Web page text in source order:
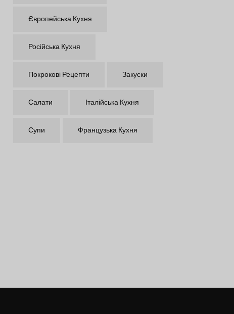
Європейська Кухня
Російська Кухня
Покрокові Рецепти Закуски
Салати Італійська Кухня
Супи Французька Кухня